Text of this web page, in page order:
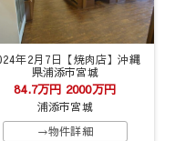
年2月7日【焼肉店】沖縄
県浦添市宮城
84.7万円 2000万円
浦添市宮城
→物件詳細